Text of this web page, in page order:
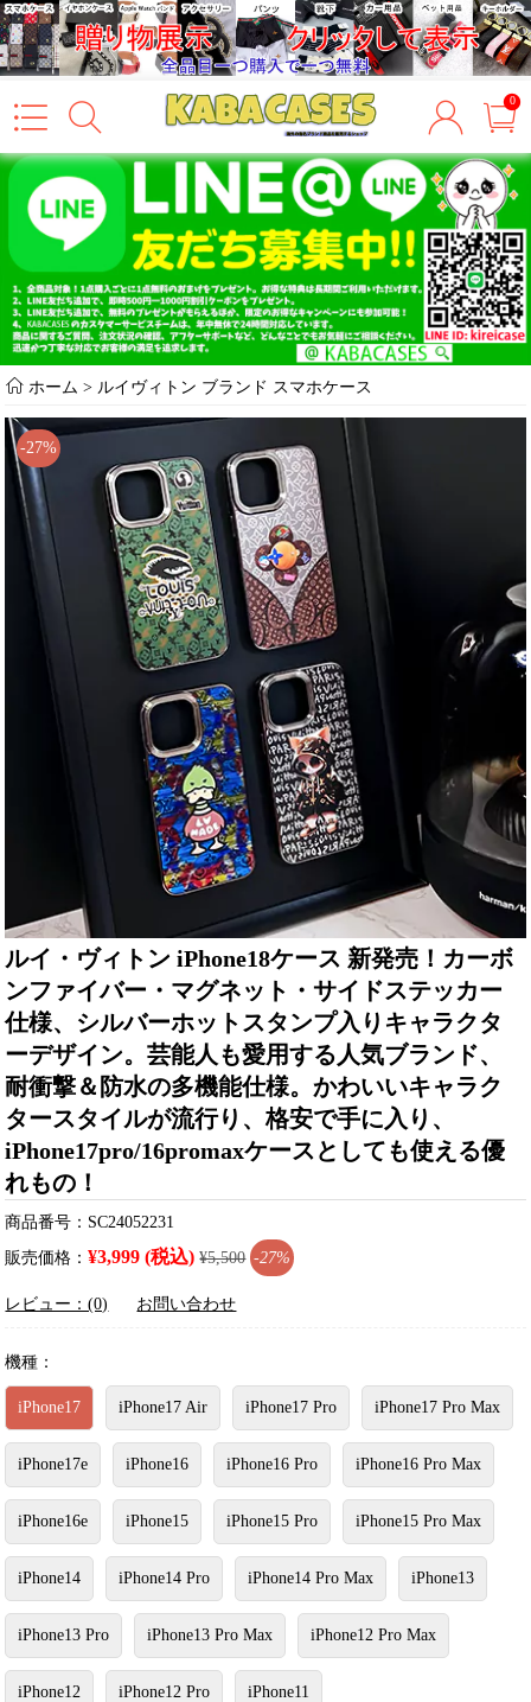
0
ホーム > ルイヴィトン ブランド スマホケース
-27%
ルイ・ヴィトン iPhone18ケース 新発売！カーボ
ンファイバー・マグネット・サイドステッカー
仕様、シルバーホットスタンプ入りキャラクタ
ーデザイン。芸能人も愛用する人気ブランド、
耐衝撃＆防水の多機能仕様。かわいいキャラク
タースタイルが流行り、格安で手に入り、
iPhone17pro/16promaxケースとしても使える優
れもの！
商品番号：SC24052231
販売価格：¥3,999 (税込) ¥5,500 -27%
レビュー：(0) お問い合わせ
機種：
iPhone17 iPhone17 Air iPhone17 Pro iPhone17 Pro Max
iPhone17e iPhone16 iPhone16 Pro iPhone16 Pro Max
iPhone16e iPhone15 iPhone15 Pro iPhone15 Pro Max
iPhone14 iPhone14 Pro iPhone14 Pro Max iPhone13
iPhone13 Pro iPhone13 Pro Max iPhone12 Pro Max
iPhone12 iPhone12 Pro iPhone11